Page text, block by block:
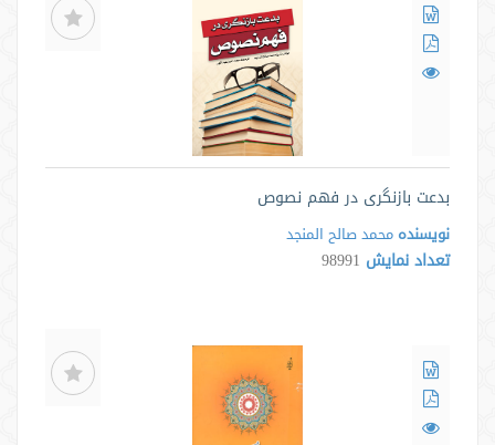
بدعت بازنگری در فهم نصوص
نویسنده محمد صالح المنجد
تعداد نمایش 98991